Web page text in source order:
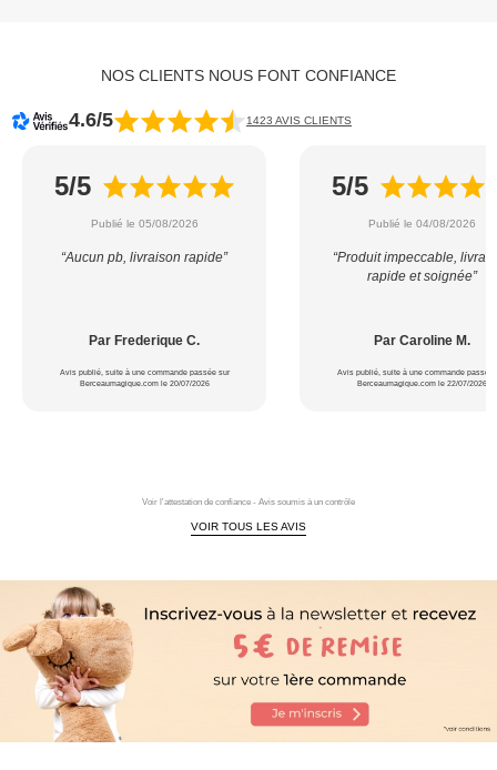
NOS CLIENTS NOUS FONT CONFIANCE
4.6/5 1423 AVIS CLIENTS
5/5
Publié le 05/08/2026
“Aucun pb, livraison rapide”
Par Frederique C.
Avis publié, suite à une commande passée sur
Berceaumagique.com le 20/07/2026
5/5
Publié le 04/08/2026
“Produit impeccable,
rapide et soignée”
Par Caroline M.
Avis publié, suite à une commande passée
Berceaumagique.com le 22/07/2026
Voir l'attestation de confiance - Avis soumis à un contrôle
VOIR TOUS LES AVIS